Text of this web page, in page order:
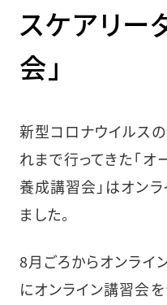
スケアリー
会」
新型コロナウイルス
れまで行ってきた「
養成講習会」はオン
ました。
8月ごろからオンライ
にオンライン講習会